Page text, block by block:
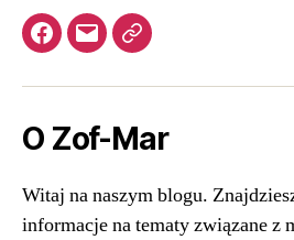
Facebookkontakt@zof-
Meble
O Zof-Mar
Witaj na naszym blogu.
informacje na tematy związane z